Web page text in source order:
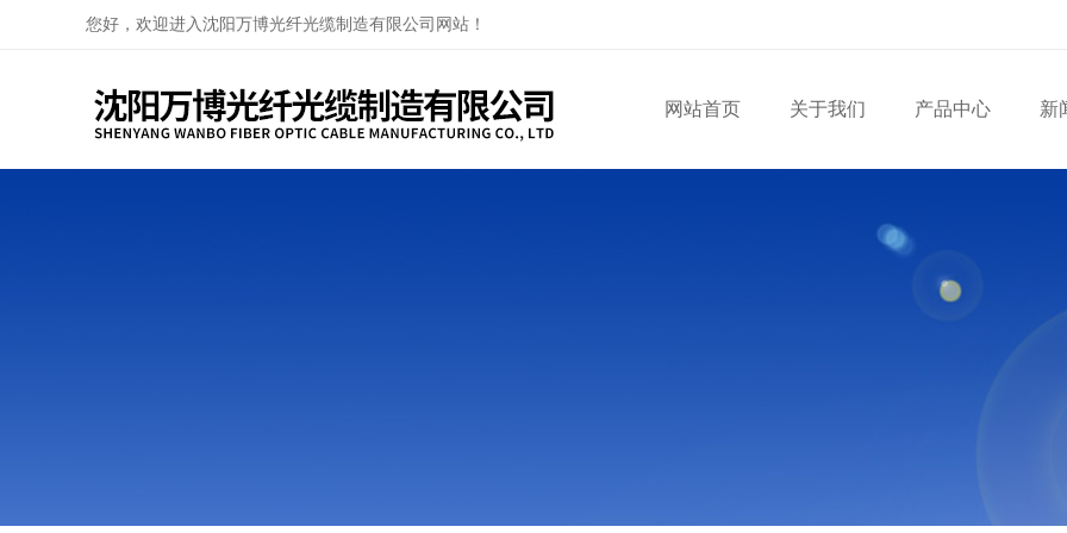
您好，欢迎进入沈阳万博光纤光缆制造有限公司网站！
网站首页 关于我们 产品中心 新